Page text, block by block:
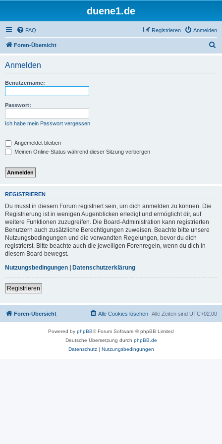
duene1.de
FAQ Anmelden
Registrieren
Foren-Übersicht
Anmelden
Benutzername:
Passwort:
Ich habe mein Passwort vergessen
Angemeldet bleiben
Meinen Online-Status während dieser Sitzung verbergen
REGISTRIEREN
Du musst in diesem Forum registriert sein, um dich anmelden zu können. Die
Registrierung ist in wenigen Augenblicken erledigt und ermöglicht dir, auf
weitere Funktionen zuzugreifen. Die Board-Administration kann registrierten
Benutzern auch zusätzliche Berechtigungen zuweisen. Beachte bitte unsere
Nutzungsbedingungen und die verwandten Regelungen, bevor du dich
registrierst. Bitte beachte auch die jeweiligen Forenregeln, wenn du dich in
diesem Board bewegst.
Nutzungsbedingungen | Datenschutzerklärung
Registrieren
Foren-Übersicht Alle Zeiten sind UTC+02:00
Alle Cookies löschen
Powered by phpBB® Forum Software © phpBB Limited
Deutsche Übersetzung durch phpBB.de
Datenschutz| Nutzungsbedingungen